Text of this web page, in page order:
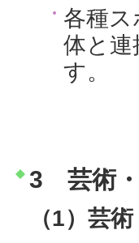
各種
体と連
す。
3 芸術・
（1）芸